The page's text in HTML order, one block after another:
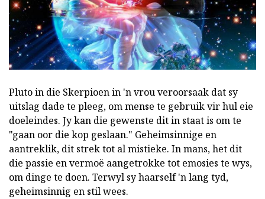
Pluto in die Skerpioen in 'n vrou veroorsaak dat sy
uitslag dade te pleeg, om mense te gebruik vir hul eie
doeleindes. Jy kan die gewenste dit in staat is om te
"gaan oor die kop geslaan." Geheimsinnige en
aantreklik, dit strek tot al mistieke. In mans, het dit
die passie en vermoë aangetrokke tot emosies te wys,
om dinge te doen. Terwyl sy haarself 'n lang tyd,
geheimsinnig en stil wees.